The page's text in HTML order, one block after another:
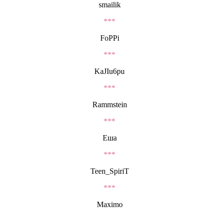
smailik
***
FoPPi
***
KaJIu6pu
***
Rammstein
***
Еша
***
Teen_SpiriT
***
Maximo